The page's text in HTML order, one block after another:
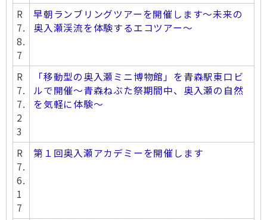
R
7.
8.
7
早朝ランブリングツアーを開催します〜未来の
奥入瀬渓流を体験するエコツアー〜
R
7.
7.
2
3
「移動型の奥入瀬ミニ博物館」を青森駅東口ビ
ルで開催～青森ねぶた祭期間中、奥入瀬の自然
を気軽に体験～
R
7.
6.
1
7
第１回奥入瀬アカデミーを開催します